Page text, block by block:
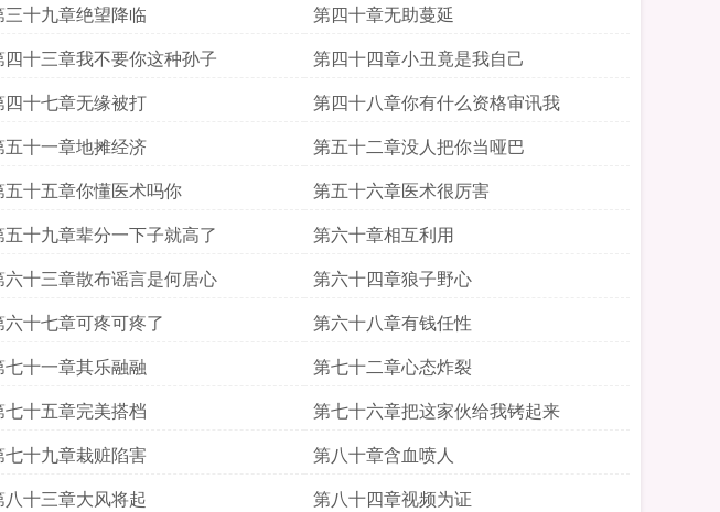
三十九章绝望降临
第四十章无助蔓延
四十三章我不要你这种孙子
第四十四章小丑竟是我自己
四十七章无缘被打
第四十八章你有什么资格审讯我
五十一章地摊经济
第五十二章没人把你当哑巴
五十五章你懂医术吗你
第五十六章医术很厉害
五十九章辈分一下子就高了
第六十章相互利用
六十三章散布谣言是何居心
第六十四章狼子野心
六十七章可疼可疼了
第六十八章有钱任性
七十一章其乐融融
第七十二章心态炸裂
七十五章完美搭档
第七十六章把这家伙给我铐起来
七十九章栽赃陷害
第八十章含血喷人
八十三章大风将起
第八十四章视频为证